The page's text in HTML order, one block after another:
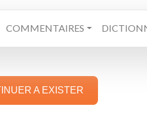
COMMENTAIRES
A EXISTER